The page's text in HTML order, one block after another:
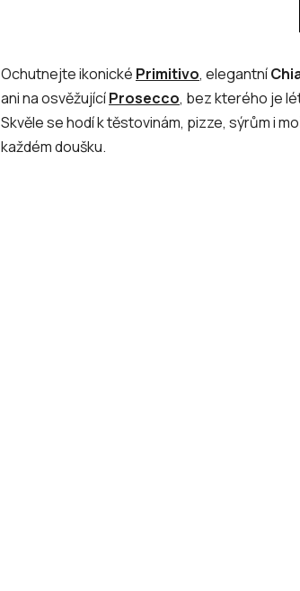
Ochutnejte ikonické Primitivo, elegantní
ani na osvěžujícíProsecco, bez kterého je
Skvěle se hodí k těstovinám, pizze, sýrům i
každém doušku.